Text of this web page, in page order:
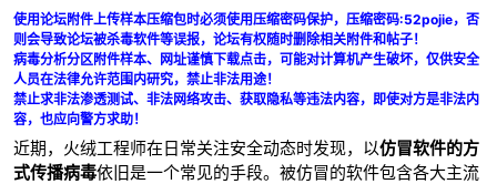
爱
使用论坛附件上传样本压缩包时必须使用压缩密码保护，压缩密码:52pojie，否
则会导致论坛被杀毒软件等误报，论坛有权随时删除相关附件和帖子！
病毒分析分区附件样本、网址谨慎下载点击，可能对计算机产生破坏，仅供安全
人员在法律允许范围内研究，禁止非法用途！
禁止求非法渗透测试、非法网络攻击、获取隐私等违法内容，即使对方是非法内
容，也应向警方求助！
近期，火绒工程师在日常关注安全动态时发现，以仿冒软件的方
式传播病毒依旧是一个常见的手段。被仿冒的软件包含各大主流